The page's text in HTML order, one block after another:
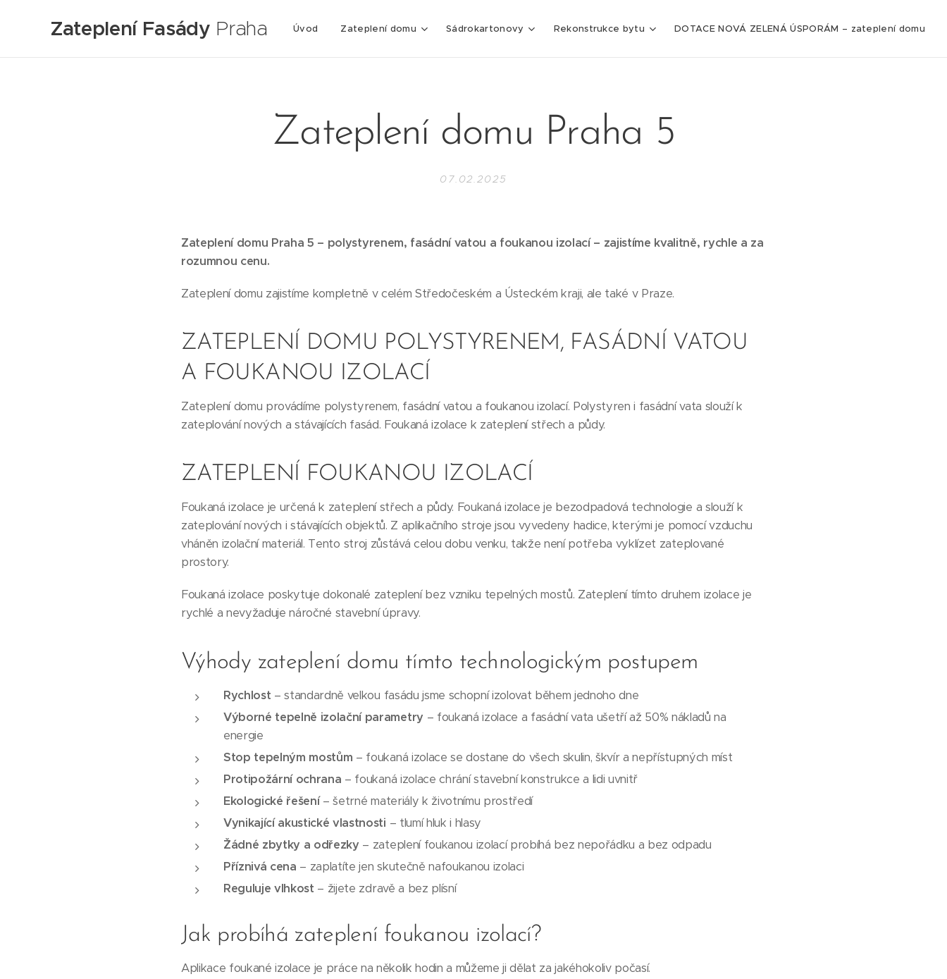
Zateplení Fasády Praha Úvod Zateplení domu Sádrokartonovy Rekonstrukce bytu DOTACE NOVÁ ZELENÁ ÚSPORÁM – zateplení domu
Zateplení domu Praha 5
07.02.2025
Zateplení domu Praha 5 – polystyrenem, fasádní vatou a foukanou izolací – zajistíme kvalitně, rychle a za
rozumnou cenu.
Zateplení domu zajistíme kompletně v celém Středočeském a Ústeckém kraji, ale také v Praze.
ZATEPLENÍ DOMU POLYSTYRENEM, FASÁDNÍ VATOU
A FOUKANOU IZOLACÍ
Zateplení domu provádíme polystyrenem, fasádní vatou a foukanou izolací. Polystyren i fasádní vata slouží k
zateplování nových a stávajících fasád. Foukaná izolace k zateplení střech a půdy.
ZATEPLENÍ FOUKANOU IZOLACÍ
Foukaná izolace je určená k zateplení střech a půdy. Foukaná izolace je bezodpadová technologie a slouží k
zateplování nových i stávajících objektů. Z aplikačního stroje jsou vyvedeny hadice, kterými je pomocí vzduchu
vháněn izolační materiál. Tento stroj zůstává celou dobu venku, takže není potřeba vyklízet zateplované
prostory.
Foukaná izolace poskytuje dokonalé zateplení bez vzniku tepelných mostů. Zateplení tímto druhem izolace je
rychlé a nevyžaduje náročné stavební úpravy.
Výhody zateplení domu tímto technologickým postupem
Rychlost – standardně velkou fasádu jsme schopní izolovat během jednoho dne
Výborné tepelně izolační parametry – foukaná izolace a fasádní vata ušetří až 50% nákladů na
energie
Stop tepelným mostům – foukaná izolace se dostane do všech skulin, škvír a nepřístupných míst
Protipožární ochrana – foukaná izolace chrání stavební konstrukce a lidi uvnitř
Ekologické řešení– šetrné materiály k životnímu prostředí
Vynikající akustické vlastnosti – tlumí hluk i hlasy
Žádné zbytky a odřezky – zateplení foukanou izolací probíhá bez nepořádku a bez odpadu
Příznivá cena – zaplatíte jen skutečně nafoukanou izolaci
Reguluje vlhkost – žijete zdravě a bez plísní
Jak probíhá zateplení foukanou izolací?
Aplikace foukané izolace je práce na několik hodin a můžeme ji dělat za jakéhokoliv počasí.